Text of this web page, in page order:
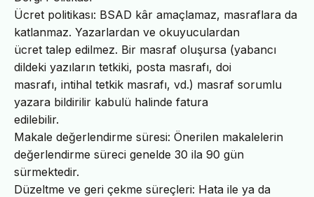
Ücret politikası: BSAD kâr amaçlamaz, masraflara da
katlanmaz. Yazarlardan ve okuyuculardan
ücret talep edilmez. Bir masraf oluşursa (yabancı
dildeki yazıların tetkiki, posta masrafı, doi
masrafı, intihal tetkik masrafı, vd.) masraf sorumlu
yazara bildirilir kabulü halinde fatura
edilebilir.
Makale değerlendirme süresi: Önerilen makalelerin
değerlendirme süreci genelde 30 ila 90 gün
sürmektedir.
Düzeltme ve geri çekme süreçleri: Hata ile ya da